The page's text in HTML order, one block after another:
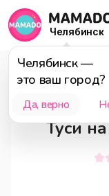
Челябинск
Челябинск—
это ваш город?
Да, верно
Туси